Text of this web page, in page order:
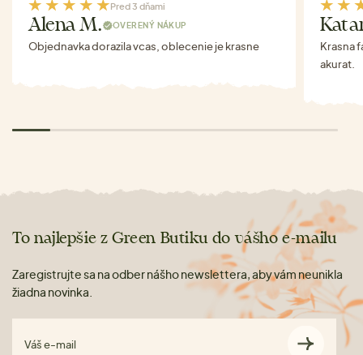
Pred 3 dňami
Alena M. OVERENÝ NÁKUP
Objednavka dorazila vcas, oblecenie je krasne
Krasna
akurat.
To najlepšie z Green Butiku do vášho e-mailu
Zaregistrujte sa na odber nášho newslettera, aby vám neunikla
žiadna novinka.
Váš e-mail